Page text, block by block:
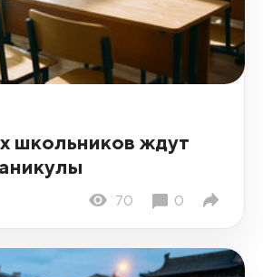
школьников ждут
70 0